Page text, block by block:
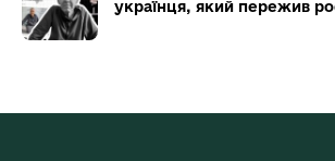
українця, який пережив